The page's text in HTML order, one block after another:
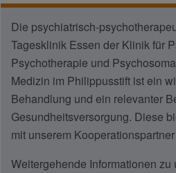
Die psychiatrisch-
Tagesklinik Essen der Klinik für
Psychotherapie und
Medizin im Philippusstift ist ein
Behandlung und ein relevanter
Gesundheitsversorgung. Diese
mit unserem
Weitergehende Informationen